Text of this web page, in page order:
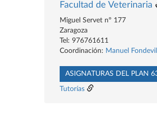
Facultad de Veterinaria
Miguel Servet nº 177
Zaragoza
Tel: 976761611
Coordinación: Manuel
ASIGNATURAS DEL PLAN
Tutorías